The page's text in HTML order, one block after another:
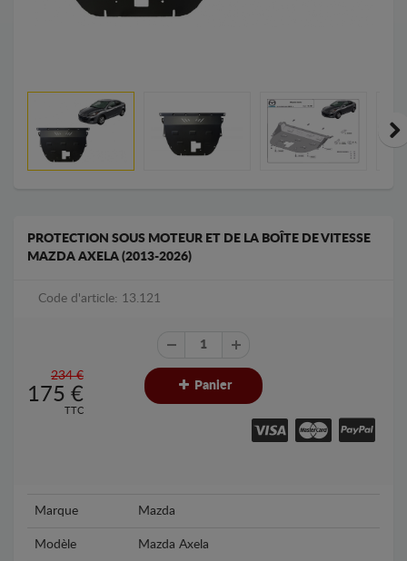
PROTECTION SOUS MOTEUR ET DE LA BOÎTE DE VITESSE
MAZDA AXELA (2013-2026)
Code d'article: 13.121
234 €
175 €
TTC
Panier
Marque Mazda
Modèle Mazda Axela